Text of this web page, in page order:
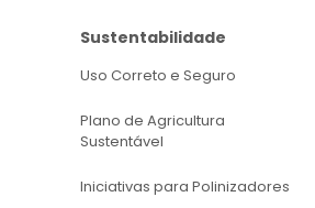
Sustentabilidade
Uso Correto e Seguro
Plano de Agricultura
Sustentável
Iniciativas para Polinizadores